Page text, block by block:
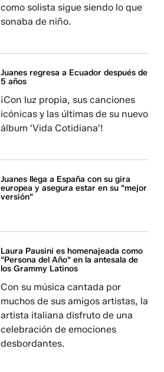
como solista sigue siendo lo que
sonaba de niño.
Juanes regresa a Ecuador después de
5 años
¡Con luz propia, sus canciones
icónicas y las últimas de su nuevo
álbum 'Vida Cotidiana'!
Juanes llega a España con su gira
europea y asegura estar en su "mejor
versión"
Laura Pausini es homenajeada como
"Persona del Año" en la antesala de
los Grammy Latinos
Con su música cantada por
muchos de sus amigos artistas, la
artista italiana disfruto de una
celebración de emociones
desbordantes.